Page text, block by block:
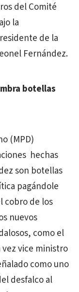
del Comité
la
de la
Fernández.
botellas
(MPD)
hechas
son botellas
pagándole
cobro de los
nuevos
como el
vez vice ministro
como uno
desfalco al